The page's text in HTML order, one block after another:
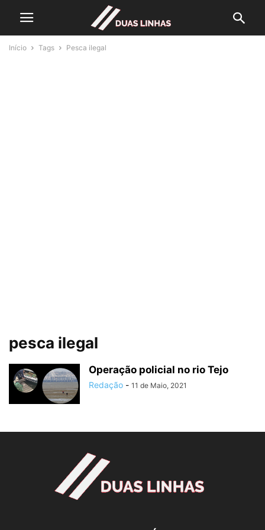
Início Tags Pesca ilegal
pesca ilegal
Operação policial no rio Tejo
Redação - 11 de Maio, 2021